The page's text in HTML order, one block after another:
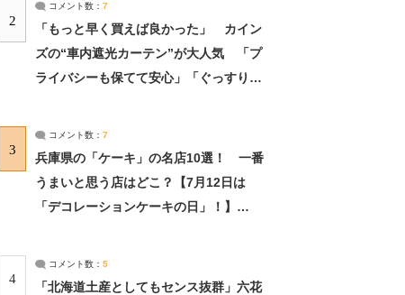
2
コメント数： 7
「もっと早く買えば良かった」 カイン
ズの“車内遮光カーテン”が大人気 「プ
ライバシーも保てて安心」「ぐっすり眠
3
コメント数： 7
兵庫県の「ケーキ」の名店10選！ 一番
うまいと思う店はどこ？【7月12日は
「デコレーションケーキの日」！】
4
コメント数： 5
「北海道土産としてもセンス抜群」六花